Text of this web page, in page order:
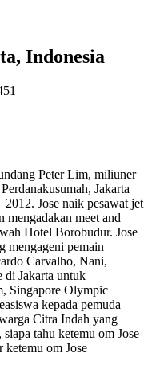
Indonesia
Peter Lim, miliuner
Jakarta
Jose naik pesawat jet
mengadakan meet and
Hotel Borobudur. Jose
mengageni pemain
Carvalho, Nani,
di Jakarta untuk
Singapore Olympic
kepada pemuda
Citra Indah yang
tahu ketemu om Jose
om Jose